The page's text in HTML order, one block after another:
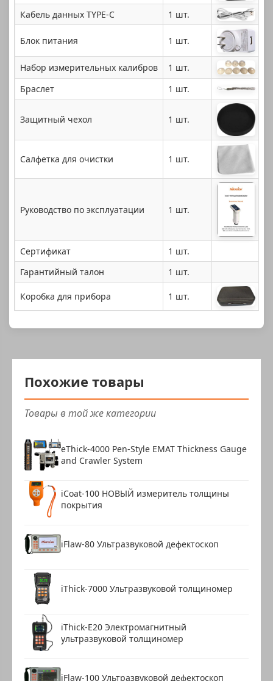
Кабель данных TYPE-C 1 шт.
Блок питания 1 шт.
Набор измерительных калибров
1 шт.
Браслет
1 шт.
Защитный чехол 1 шт.
Салфетка для очистки 1 шт.
Руководство по эксплуатации 1 шт.
Сертификат
1 шт.
Гарантийный талон
1 шт.
Коробка для прибора 1 шт.
Похожие товары
Товары в той же категории
eThick-4000 Pen-Style EMAT Thickness Gauge
and Crawler System
iCoat-100 НОВЫЙ измеритель толщины
покрытия
iFlaw-80 Ультразвуковой дефектоскоп
iThick-7000 Ультразвуковой толщиномер
iThick-E20 Электромагнитный
ультразвуковой толщиномер
iFlaw-100 Ультразвуковой дефектоскоп